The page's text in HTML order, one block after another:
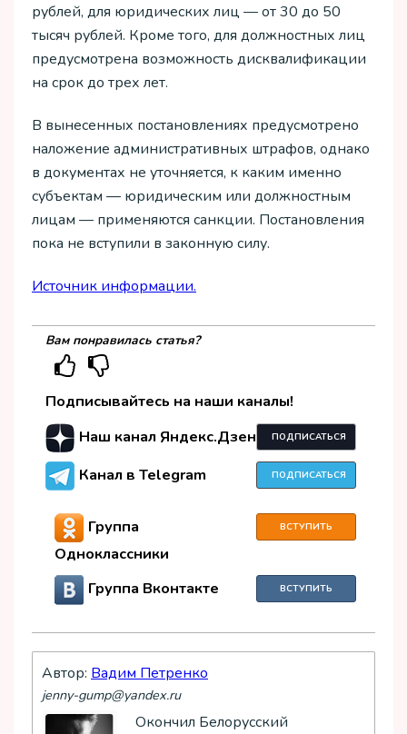
рублей, для юридических лиц — от 30 до 50
тысяч рублей. Кроме того, для должностных лиц
предусмотрена возможность дисквалификации
на срок до трех лет.
В вынесенных постановлениях предусмотрено
наложение административных штрафов, однако
в документах не уточняется, к каким именно
субъектам — юридическим или должностным
лицам — применяются санкции. Постановления
пока не вступили в законную силу.
Источник информации.
Вам понравилась статья?
Подписывайтесь на наши каналы!
Наш канал Яндекс.Дзен
ПОДПИСАТЬСЯ
Канал в Telegram ПОДПИСАТЬСЯ
Группа
Одноклассники
ВСТУПИТЬ
Группа Вконтакте ВСТУПИТЬ
Автор: Вадим Петренко
jenny-gump@yandex.ru
Окончил Белорусский